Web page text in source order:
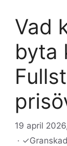
Vad
byta
19 april
· ✓